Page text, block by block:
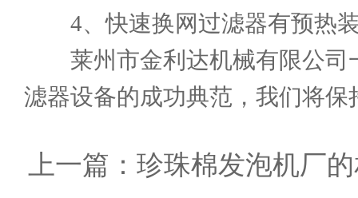
4、快速换网过滤器有预热装
莱州市金利达机械有限公司
滤器设备的成功典范，我们将
上一篇： 珍珠棉发泡机厂